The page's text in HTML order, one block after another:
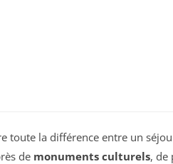
toute la différence entre un
de monuments culturels, de